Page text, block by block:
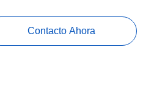
Contacto Ahora